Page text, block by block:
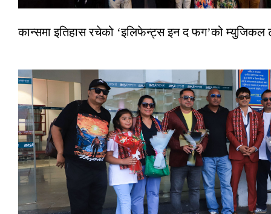
कान्समा इतिहास रचेको ‘इलिफेन्ट्स इन द फग’को म्युजिकल